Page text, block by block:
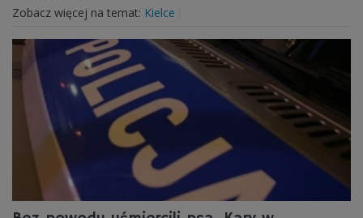
Zobacz więcej na temat: Kielce